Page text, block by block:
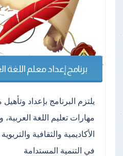
برنامج إعداد معلم اللغة
يلتزم البرنامج بإعداد
مهارات تعليم اللغة
الأكاديمية والثقافية
في التنمية المستدامة